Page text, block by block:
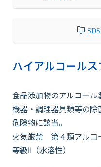
オンラインストア
ハイアルコールス
食品添加物のアルコー
機器・調理器具類等の除
危険物に該当。
火気厳禁 第４類アルコ
等級Ⅱ（水溶性）